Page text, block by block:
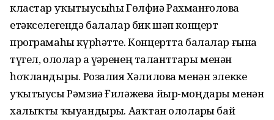
кластар уҡытыусыһы Гөлфиә Рахманғолова
етәкселегендә балалар бик шәп концерт
програмаһы күрһәтте. Концертта балалар ғына
түгел, ололар ҙа үҙҙәренең таланттары менән
һоҡландырҙы. Розалия Хәлилова менән элекке
уҡытыусы Рәмзиә Ғиләжева йыр-моңдары менән
халыҡты ҡыуандырҙы. Аҙаҡтан ололарҙы бай